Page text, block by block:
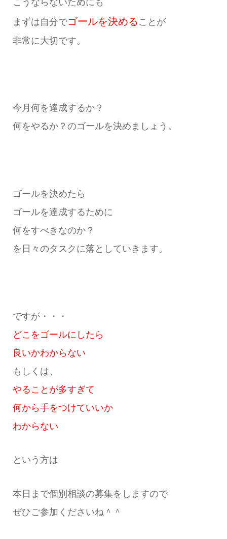
まずは自分でゴールを決める ことが
非常に大切です。
今月何を達成するか？
何をやるか？のゴールを決めましょう。
ゴールを決めたら
ゴールを達成するために
何をすべきなのか？
を日々のタスクに落としていきます。
ですが・・・
どこをゴールにしたら
良いかわからない
もしくは、
やることが多すぎて
何から手をつけていいか
わからない
という方は
本日まで個別相談の募集をしますので
ぜひご参加くださいね＾＾